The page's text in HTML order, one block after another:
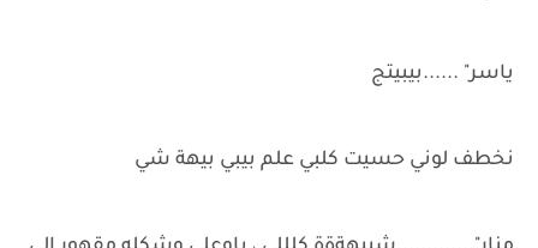
ياسر" ......بيبيتج
نخطف لوني حسيت كلبي علم بيبي بيهة شي